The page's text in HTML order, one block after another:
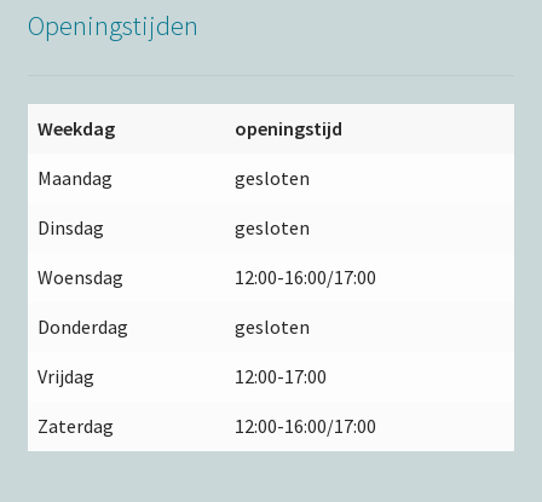
Openingstijden
Weekdag openingstijd
Maandag gesloten
Dinsdag gesloten
Woensdag 12:00-16:00/17:00
Donderdag gesloten
Vrijdag 12:00-17:00
Zaterdag 12:00-16:00/17:00